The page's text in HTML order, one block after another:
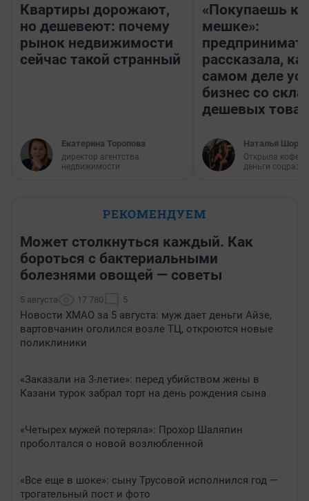
Квартиры дорожают,
но дешевеют: почему
рынок недвижимости
сейчас такой странный
Екатерина Торопова
директор агентства
недвижимости
«Покупаешь
мешке»:
рассказала,
самом деле
бизнес со
дешевых
Наталья
Открыла
деньги
РЕКОМЕНДУЕМ
Может столкнуться каждый. Как
бороться с бактериальными
болезнями овощей — советы
5 августа 17 780 5
Новости ХМАО за 5 августа: муж дает деньги Айзе,
вартовчанин оголился возле ТЦ, откроются новые
поликлиники
«Заказали на 3-летие»: перед убийством жены в
Казани турок забрал торт на день рождения сына
«Четырех мужей потеряла»: Прохор Шаляпин
проболтался о новой возлюбленной
«Все еще в шоке»: сыну Трусовой исполнился год —
трогательный пост и фото